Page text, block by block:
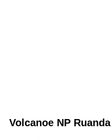
Volcanoe NP Ruanda